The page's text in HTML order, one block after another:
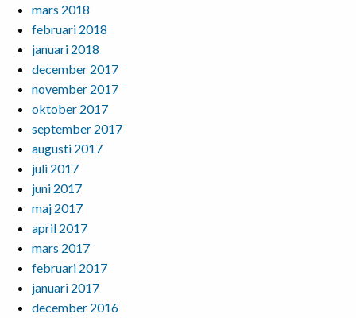
mars 2018
februari 2018
januari 2018
december 2017
november 2017
oktober 2017
september 2017
augusti 2017
juli 2017
juni 2017
maj 2017
april 2017
mars 2017
februari 2017
januari 2017
december 2016